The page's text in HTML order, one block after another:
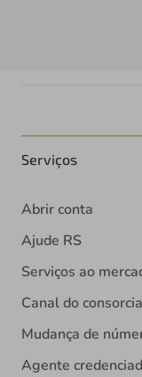
Serviços
Abrir conta
Ajude RS
Serviços ao
Canal do
Mudança de
Agente